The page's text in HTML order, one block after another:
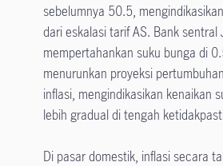
sebelumnya 50.5,
dari eskalasi tarif AS. Bank sentral
mempertahankan suku bunga di
menurunkan proyeksi
inflasi, mengindikasikan kenaikan
lebih gradual di tengah
Di pasar domestik, inflasi secara